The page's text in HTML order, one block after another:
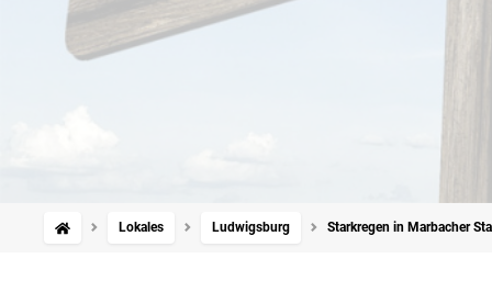
Lokales Ludwigsburg Starkregen in Marbacher